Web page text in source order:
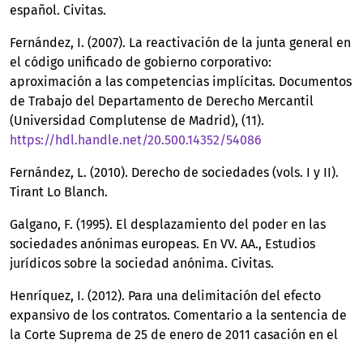
español. Civitas.
Fernández, I. (2007). La reactivación de la junta general en
el código unificado de gobierno corporativo:
aproximación a las competencias implícitas. Documentos
de Trabajo del Departamento de Derecho Mercantil
(Universidad Complutense de Madrid), (11).
https://hdl.handle.net/20.500.14352/54086
Fernández, L. (2010). Derecho de sociedades (vols. I y II).
Tirant Lo Blanch.
Galgano, F. (1995). El desplazamiento del poder en las
sociedades anónimas europeas. En VV. AA., Estudios
jurídicos sobre la sociedad anónima. Civitas.
Henríquez, I. (2012). Para una delimitación del efecto
expansivo de los contratos. Comentario a la sentencia de
la Corte Suprema de 25 de enero de 2011 casación en el